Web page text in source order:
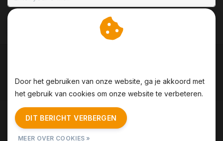
Algemene voorwaarden | Disclaimer
Sitemap
| RSS Feed
Door het gebruiken van onze website, ga je akkoord met
het gebruik van cookies om onze website te verbeteren.
DIT BERICHT VERBERGEN
MEER OVER COOKIES »